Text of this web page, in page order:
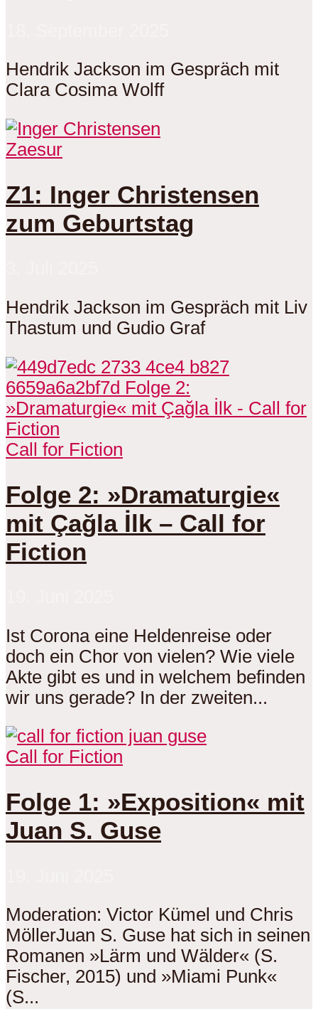
Hendrik Jackson im Gespräch mit
Clara Cosima Wolff
Zaesur
Z1: Inger Christensen
zum Geburtstag
Hendrik Jackson im Gespräch mit Liv
Thastum und Gudio Graf
Call for Fiction
Folge 2: »Dramaturgie«
mit Çağla İlk – Call for
Fiction
Ist Corona eine Heldenreise oder
doch ein Chor von vielen? Wie viele
Akte gibt es und in welchem befinden
wir uns gerade? In der zweiten...
Call for Fiction
Folge 1: »Exposition« mit
Juan S. Guse
Moderation: Victor Kümel und Chris
MöllerJuan S. Guse hat sich in seinen
Romanen »Lärm und Wälder« (S.
Fischer, 2015) und »Miami Punk«
(S...